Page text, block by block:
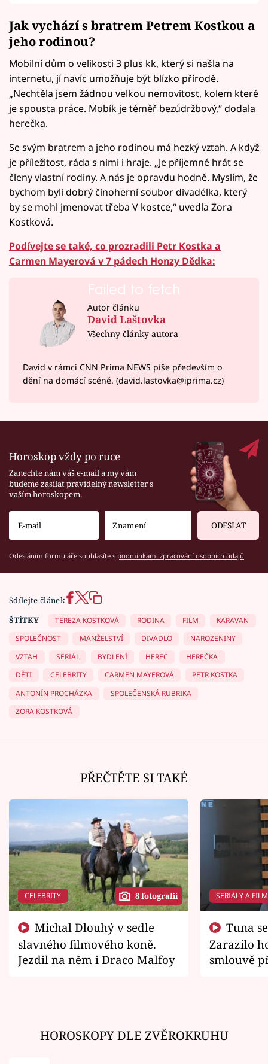
Jak vychází s bratrem Petrem Kostkou a
jeho rodinou?
Mobilní dům o velikosti 3 plus kk, který si našla na
internetu, jí navíc umožňuje být blízko přírodě.
„Nechtěla jsem žádnou velkou nemovitost, kolem které
je spousta práce. Mobík je téměř bezúdržbový,“ dodala
herečka.
Se svým bratrem a jeho rodinou má hezký vztah. A když
je příležitost, ráda s nimi i hraje. „Je příjemné hrát se
členy vlastní rodiny. A nás je opravdu hodně. Myslím, že
bychom byli dobrý činoherní soubor divadélka, který
by se mohl jmenovat třeba V kostce,“ uvedla Zora
Kostková.
Podívejte se také, co prozradili Petr Kostka a
Carmen Mayerová v 7 pádech Honzy Dědka:
Failed to fetch
Autor článku
David Laštovka
Všechny články autora
David v rámci CNN Prima NEWS píše především o
dění na domácí scéně. (david.lastovka@iprima.cz)
Horoskop vždy po ruce
Zanechte nám váš e-mail a my vám
budeme zasílat pravidelný newsletter s
vaším horoskopem.
ODESLAT
Odesláním formuláře souhlasíte s podmínkami zpracování osobních údajů
Sdílejte článek
ŠTÍTKY
TEREZA KOSTKOVÁ RODINA FILM
KARAVAN
SPOLEČNOST
MANŽELSTVÍ DIVADLO
NAROZENINY
VZTAH
SERIÁL BYDLENÍ HEREC
HEREČKA
DĚTI
CELEBRITY CARMEN MAYEROVÁ
PETR KOSTKA
ANTONÍN PROCHÁZKA
SPOLEČENSKÁ RUBRIKA
ZORA KOSTKOVÁ
PŘEČTĚTE SI TAKÉ
CELEBRITY 8 fotografií
slavného filmového koně.
Jezdil na něm i Draco Malfoy
SERIÁLY A
Zarazilo
smlouvě
HOROSKOPY DLE ZVĚROKRUHU